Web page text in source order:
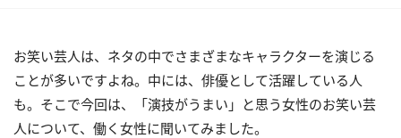
お笑い芸人は、ネタの中でさまざまなキャラクターを演じる
ことが多いですよね。中には、俳優として活躍している人
も。そこで今回は、「演技がうまい」と思う女性のお笑い芸
人について、働く女性に聞いてみました。